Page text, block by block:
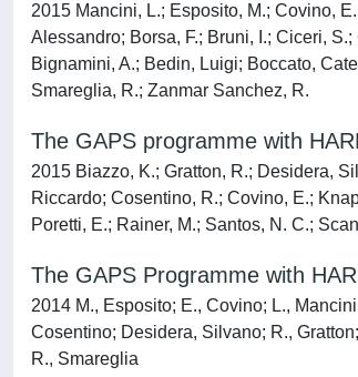
2015 Mancini, L.; Esposito, M.; Covino,
Alessandro; Borsa, F.; Bruni, I.; Ciceri,
Bignamini, A.; Bedin, Luigi; Boccato,
Smareglia, R.; Zanmar Sanchez, R.
The GAPS programme with
2015 Biazzo, K.; Gratton, R.; Desidera,
Riccardo; Cosentino, R.; Covino, E.;
Poretti, E.; Rainer, M.; Santos, N. C.;
The GAPS Programme with
2014 M., Esposito; E., Covino; L.,
Cosentino; Desidera, Silvano; R.,
R., Smareglia